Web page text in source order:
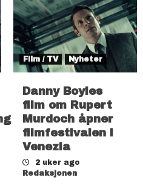
Film / TV Nyheter
Danny Boyles
film om Rupert
Murdoch åpner
filmfestivalen i
Venezia
2 uker ago
Redaksjonen